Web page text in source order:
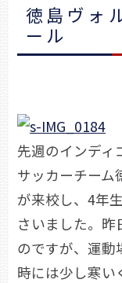
徳島ヴォ
ール
先週のインディ
サッカーチーム
が来校し、4年
さいました。昨
のですが、運動
時には少し寒い